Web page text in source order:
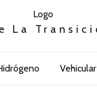
La
Vehicular